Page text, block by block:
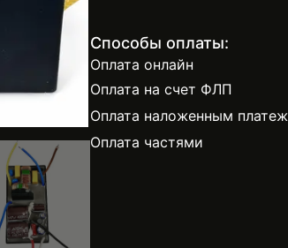
Способы оплаты:
Оплата онлайн
Оплата на счет ФЛП
Оплата наложенным
Оплата частями